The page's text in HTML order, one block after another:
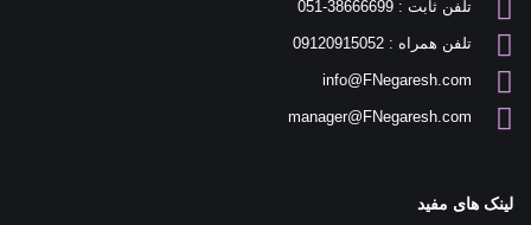
تلفن ثابت : 38666699-051
تلفن همراه : 09120915052
info@FNegaresh.com
manager@FNegaresh.com
لینک های مفید